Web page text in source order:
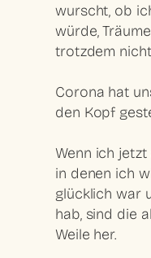
wurscht, ob
würde,
trotzdem
Corona hat
den Kopf
Wenn ich
in denen ich
glücklich war
hab, sind die
Weile her.